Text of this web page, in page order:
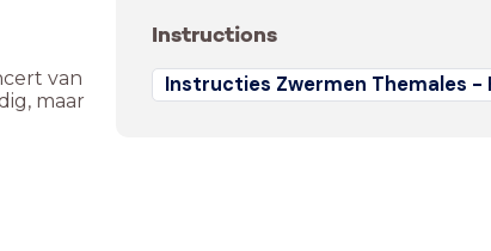
van
maar
Instructions
Instructies Zwermen Themales -